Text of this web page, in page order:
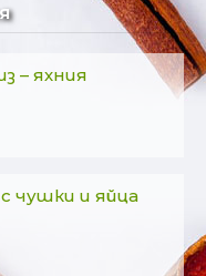
– яхния
чушки и яйца